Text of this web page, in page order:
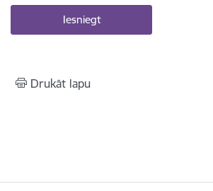
Drukāt lapu